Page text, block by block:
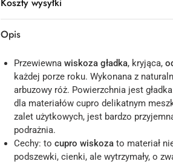
Opis
Przewiewnawiskoza gładka, kryjąca,
każdej porze roku. Wykonana z
arbuzowy róż. Powierzchnia jest
dla materiałów cupro delikatnym
zalet użytkowych, jest bardzo
podrażnia.
Cechy: tocupro wiskoza to materiał
podszewki, cienki, ale wytrzymały, o